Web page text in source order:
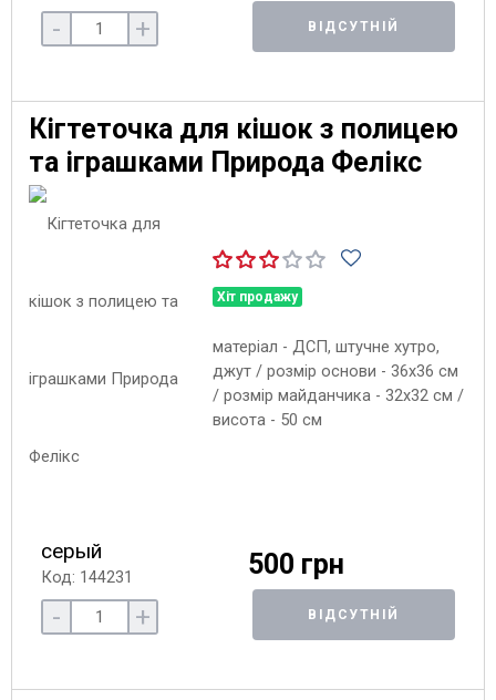
- + ВІДСУТНІЙ
Кігтеточка для кішок з полицею
та іграшками Природа Фелікс
Хіт продажу
матеріал - ДСП, штучне хутро,
джут / розмір основи - 36х36 см
/ розмір майданчика - 32х32 см /
висота - 50 см
серый
Код: 144231 500 грн
- + ВІДСУТНІЙ